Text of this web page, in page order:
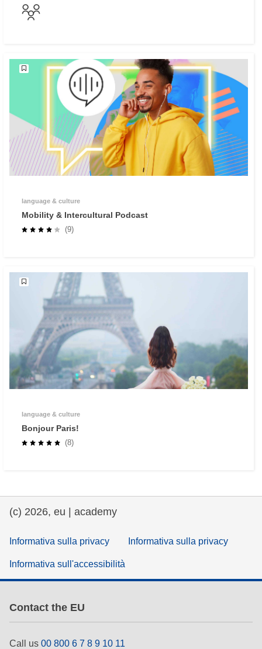
language & culture
Mobility & Intercultural Podcast
(9)
language & culture
Bonjour Paris!
(8)
(c) 2026, eu | academy
Informativa sulla privacy Informativa sulla privacy
Informativa sull'accessibilità
Contact the EU
Call us 00 800 6 7 8 9 10 11